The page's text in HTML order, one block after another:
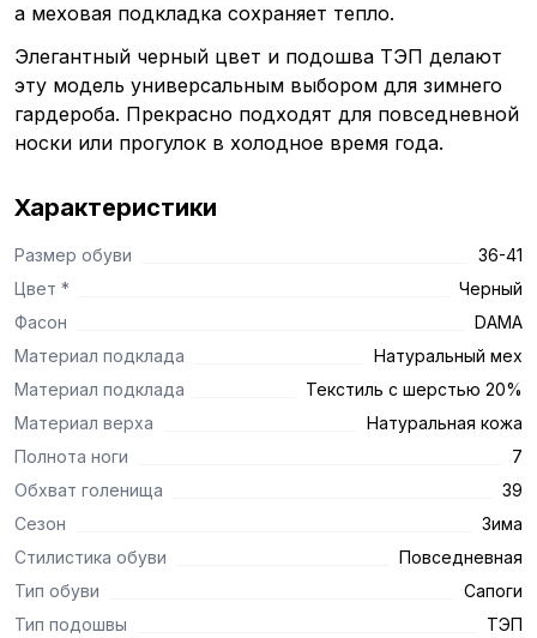
а меховая подкладка сохраняет тепло.
Элегантный черный цвет и подошва ТЭП делают
эту модель универсальным выбором для зимнего
гардероба. Прекрасно подходят для повседневной
носки или прогулок в холодное время года.
Характеристики
Размер обуви
36-41
Цвет *
Черный
Фасон
DAMA
Материал подклада
Натуральный мех
Материал подклада
Текстиль с шерстью 20%
Материал верха
Натуральная кожа
Полнота ноги
7
Обхват голенища
39
Сезон
Зима
Стилистика обуви
Повседневная
Тип обуви
Сапоги
Тип подошвы
ТЭП